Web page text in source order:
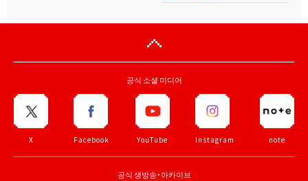
공식 소셜 미디어
X Facebook YouTube Instagram note
공식 생방송・아카이브